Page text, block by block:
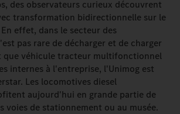
des observateurs curieux découvrent
transformation bidirectionnelle sur le
effet, dans le secteur des
pas rare de décharger et de charger
que véhicule tracteur multifonctionnel
internes à l'entreprise, l'Unimog est
Les locomotives diesel
aujourd'hui en grande partie de
voies de stationnement ou au musée.